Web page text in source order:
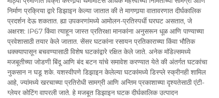
निर्माण प्रक्रिया द्वारे डिझाइन केल्या जातात की ते मागणार्‍या वातावरणात दीर्घकालिक
प्रदर्शन देऊ शकतात. ह्या उपकरणांमध्ये आमोलन-प्रतिस्पर्धी घरघट असतात, जे
अक्षरश: IP67 किंवा त्याहून जास्त प्रतिरक्षा मानकांना अनुसरून धूळ आणि पाण्याच्या
प्रवेशासाठी तयार केले जातात. सेंसर घटकांना रसायन प्रतिकाराच्या किंवा भौतिक
धक्क्यापासून बचवण्यासाठी विशेष घटकांद्वारे रक्षित केले जाते. अनेक मॉडेल्समध्ये
मजबूतीच्या जोडणी बिंदू आणि बंद बटन यांचे समावेश करण्यात येते की अंतर्गत घटकांचा
नुकसान न घडू शके. यशस्वीपणे डिझाइन केलेल्या घटकांमध्ये डिस्प्ले स्क्रीनही शामिल
आहे, ज्यांमध्ये खरचाच्या प्रतिरोधी सामग्री आणि अन्तिम प्रकाशाच्या दृश्यतेसाठी एंटी-
ग्लेयर कोटिंग वापरली जाते. हे मजबूत डिझाइन घटक दीर्घकालिक उत्पादन